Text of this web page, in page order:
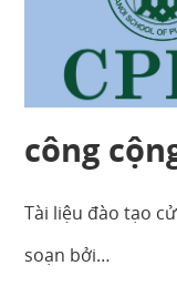
công
Tài liệu đào tạo
soạn bởi…